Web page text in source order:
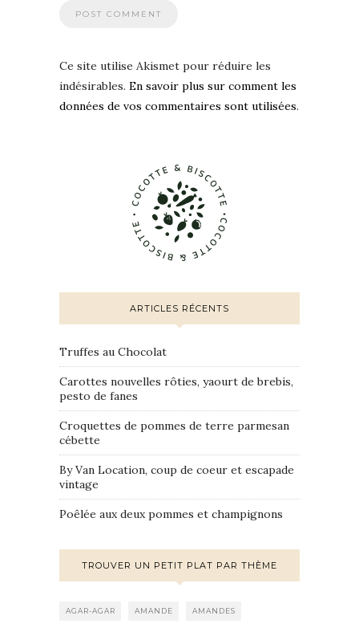
Ce site utilise Akismet pour réduire les
indésirables. En savoir plus sur comment les
données de vos commentaires sont utilisées.
ARTICLES RÉCENTS
Truffes au Chocolat
Carottes nouvelles rôties, yaourt de brebis,
pesto de fanes
Croquettes de pommes de terre parmesan
cébette
By Van Location, coup de coeur et escapade
vintage
Poêlée aux deux pommes et champignons
TROUVER UN PETIT PLAT PAR THÈME
AGAR-AGAR AMANDE AMANDES